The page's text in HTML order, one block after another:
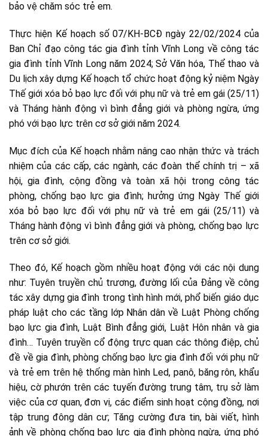
bảo vệ chăm sóc trẻ em.
Thực hiện Kế hoạch số 07/KH-BCĐ ngày 22/02/2024 của
Ban Chỉ đạo công tác gia đình tỉnh Vĩnh Long về công tác
gia đình tỉnh Vĩnh Long năm 2024; Sở Văn hóa, Thể thao và
Du lịch xây dựng Kế hoạch tổ chức hoạt động kỷ niệm Ngày
Thế giới xóa bỏ bạo lực đối với phụ nữ và trẻ em gái (25/11)
và Tháng hành động vì bình đẳng giới và phòng ngừa, ứng
phó với bạo lực trên cơ sở giới năm 2024.
Mục đích của Kế hoạch nhằm nâng cao nhận thức và trách
nhiệm của các cấp, các ngành, các đoàn thể chính trị – xã
hội, gia đình, cộng đồng và toàn xã hội trong công tác
phòng, chống bạo lực gia đình; hưởng ứng Ngày Thế giới
xóa bỏ bạo lực đối với phụ nữ và trẻ em gái (25/11) và
Tháng hành động vì bình đẳng giới và phòng, chống bạo lực
trên cơ sở giới.
Theo đó, Kế hoạch gồm nhiều hoạt động với các nội dung
như: Tuyên truyền chủ trương, đường lối của Đảng về công
tác xây dựng gia đình trong tình hình mới, phổ biến giáo dục
pháp luật cho các tầng lớp Nhân dân về Luật Phòng chống
bạo lực gia đình, Luật Bình đẳng giới, Luật Hôn nhân và gia
đình… Tuyên truyền cổ động trực quan các thông điệp, chủ
đề về gia đình, phòng chống bạo lực gia đình đối với phụ nữ
và trẻ em trên hệ thống màn hình Led, panô, băng rôn, khẩu
hiệu, cờ phướn trên các tuyến đường trung tâm, trụ sở làm
việc của cơ quan, đơn vị, các điểm sinh hoạt cộng đồng, nơi
tập trung đông dân cư; Tăng cường đưa tin, bài viết, hình
ảnh về phòng chống bạo lực gia đình phòng ngừa, ứng phó